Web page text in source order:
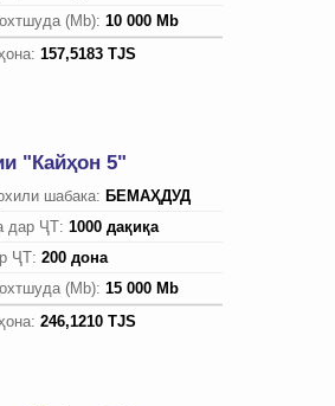
(Mb): 10 000 Mb
157,5183 TJS
"Кайҳон 5"
шабака: БЕМАҲДУД
дар ҶТ: 1000 дақиқа
ҶТ: 200 дона
(Mb): 15 000 Mb
246,1210 TJS